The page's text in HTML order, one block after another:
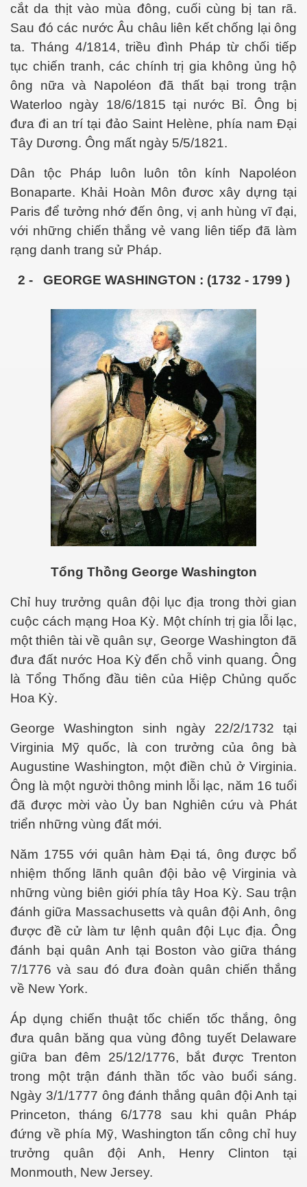
cắt da thịt vào mùa đông, cuối cùng bị tan rã.
Sau đó các nước Âu châu liên kết chống lại ông
ta. Tháng 4/1814, triều đình Pháp từ chối tiếp
tục chiến tranh, các chính trị gia không ủng hộ
ông nữa và Napoléon đã thất bại trong trận
Waterloo ngày 18/6/1815 tại nước Bỉ. Ông bị
đưa đi an trí tại đảo Saint Helène, phía nam Đại
Tây Dương. Ông mất ngày 5/5/1821.
Dân tộc Pháp luôn luôn tôn kính Napoléon
Bonaparte. Khải Hoàn Môn đươc xây dựng tại
Paris để tưởng nhớ đến ông, vị anh hùng vĩ đại,
với những chiến thắng vẻ vang liên tiếp đã làm
rạng danh trang sử Pháp.
2 - GEORGE WASHINGTON : (1732 - 1799 )
Tổng Thồng George Washington
Chỉ huy trưởng quân đội lục địa trong thời gian
cuộc cách mạng Hoa Kỳ. Một chính trị gia lỗi lạc,
một thiên tài về quân sự, George Washington đã
đưa đất nước Hoa Kỳ đến chỗ vinh quang. Ông
là Tổng Thống đầu tiên của Hiệp Chủng quốc
Hoa Kỳ.
George Washington sinh ngày 22/2/1732 tại
Virginia Mỹ quốc, là con trưởng của ông bà
Augustine Washington, một điền chủ ở Virginia.
Ông là một người thông minh lỗi lạc, năm 16 tuổi
đã được mời vào Ủy ban Nghiên cứu và Phát
triển những vùng đất mới.
Năm 1755 với quân hàm Đại tá, ông được bổ
nhiệm thống lãnh quân đội bảo vệ Virginia và
những vùng biên giới phía tây Hoa Kỳ. Sau trận
đánh giữa Massachusetts và quân đội Anh, ông
được đề cử làm tư lệnh quân đội Lục địa. Ông
đánh bại quân Anh tại Boston vào giữa tháng
7/1776 và sau đó đưa đoàn quân chiến thắng
về New York.
Áp dụng chiến thuật tốc chiến tốc thắng, ông
đưa quân băng qua vùng đông tuyết Delaware
giữa ban đêm 25/12/1776, bắt được Trenton
trong một trận đánh thần tốc vào buổi sáng.
Ngày 3/1/1777 ông đánh thắng quân đội Anh tại
Princeton, tháng 6/1778 sau khi quân Pháp
đứng về phía Mỹ, Washington tấn công chỉ huy
trưởng quân đội Anh, Henry Clinton tại
Monmouth, New Jersey.
P 200-201
- P2
BBQ
Dương
áp